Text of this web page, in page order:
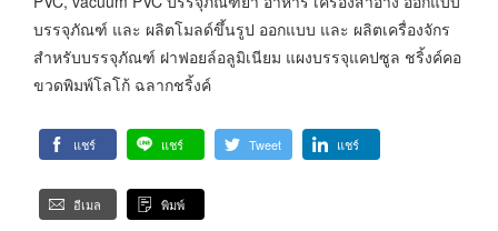
บรรจุภัณฑ์ และ ผลิตโมลด์ขึ้นรูป ออกแบบ และ ผลิตเครื่องจักร
สำหรับบรรจุภัณฑ์ ฝาฟอยล์อลูมิเนียม แผงบรรจุแคปซูล ชริ้งค์คอ
ขวดพิมพ์โลโก้ ฉลากชริ้งค์
แชร์ แชร์ Tweet แชร์
อีเมล พิมพ์